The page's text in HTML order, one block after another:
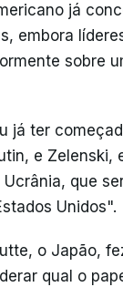
já
embora
sobre
já ter
e Zelenski,
que
Unidos".
o Japão,
qual o